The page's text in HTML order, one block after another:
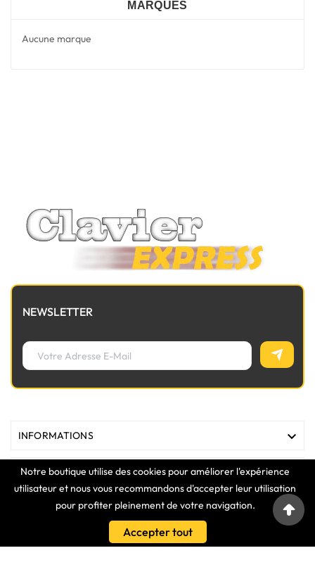
Notre boutique utilise des cookies pour améliorer l'expérience
utilisateur et nous vous recommandons d'accepter leur utilisation
pour profiter pleinement de votre navigation.
Accepter tout
MARQUES
Aucune marque
NEWSLETTER
INFORMATIONS 
MAGASIN 

VOTRE COMPTE 